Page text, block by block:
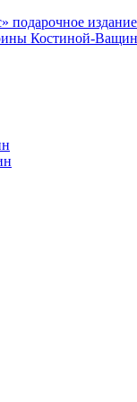
подарочное издание
Костиной-